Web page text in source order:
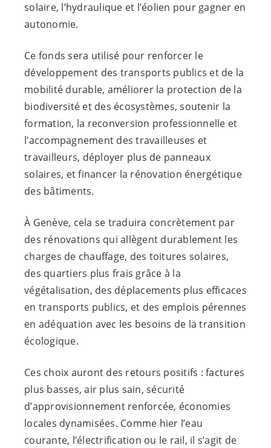
solaire, l’hydraulique et l’éolien pour gagner en
autonomie.
Ce fonds sera utilisé pour renforcer le
développement des transports publics et de la
mobilité durable, améliorer la protection de la
biodiversité et des écosystèmes, soutenir la
formation, la reconversion professionnelle et
l’accompagnement des travailleuses et
travailleurs, déployer plus de panneaux
solaires, et financer la rénovation énergétique
des bâtiments.
À Genève, cela se traduira concrètement par
des rénovations qui allègent durablement les
charges de chauffage, des toitures solaires,
des quartiers plus frais grâce à la
végétalisation, des déplacements plus efficaces
en transports publics, et des emplois pérennes
en adéquation avec les besoins de la transition
écologique.
Ces choix auront des retours positifs : factures
plus basses, air plus sain, sécurité
d’approvisionnement renforcée, économies
locales dynamisées. Comme hier l’eau
courante, l’électrification ou le rail, il s’agit de